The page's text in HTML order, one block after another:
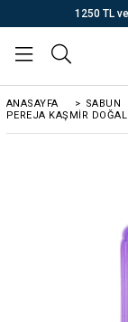
1250 TL
ANASAYFA > SABUN
PEREJA KAŞMIR